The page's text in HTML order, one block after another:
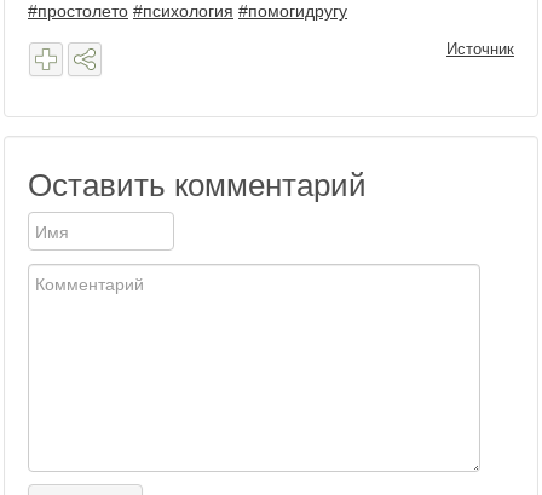
#простолето #психология #помогидругу
Источник
Оставить комментарий